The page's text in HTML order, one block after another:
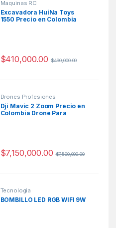
Maquinas RC
Excavadora HuiNa Toys
1550 Precio en Colombia
$410,000.00 $490,000.00
Drones Profesiones
Dji Mavic 2 Zoom Precio en
Colombia Drone Para
$7,150,000.00 $7,500,000.00
Tecnologia
BOMBILLO LED RGB WIFI 9W